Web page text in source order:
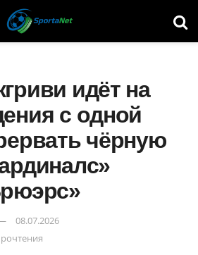
идёт на
с одной
чёрную
08.07.2026